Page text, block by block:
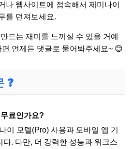
나 웹사이트에 접속해서 제미나이
를 던져보세요.
드는 재미를 느끼실 수 있을 거예
언제든 댓글로 물어봐주세요~ 😊
❓
료인가요?
이 모델(Pro) 사용과 모바일 앱 기
다. 다만, 더 강력한 성능과 워크스